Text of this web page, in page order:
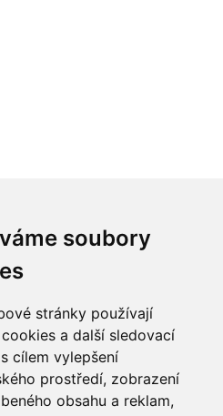
soubory
stránky používají
a další sledovací
cílem vylepšení
prostředí, zobrazení
obsahu a reklam,
probíhá v naší firmě
až po jejím ukončení.